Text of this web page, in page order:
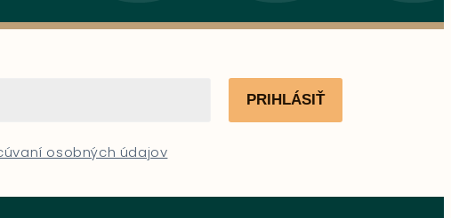
PRIHLÁSIŤ
osobných údajov